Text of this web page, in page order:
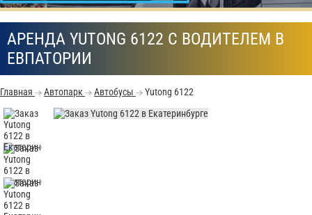
АРЕНДА YUTONG 6122 С ВОДИТЕЛЕМ В
ЕВПАТОРИИ
Главная Автопарк Автобусы Yutong 6122